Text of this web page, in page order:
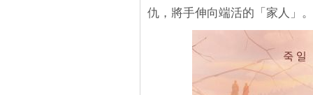
仇，將手伸向端活的「家人」。